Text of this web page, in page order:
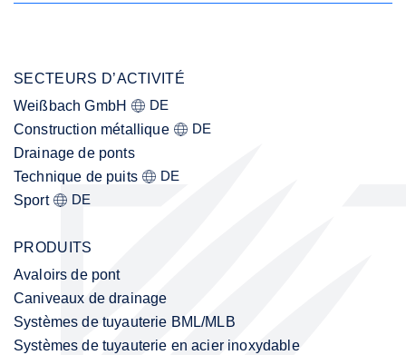
SECTEURS D’ACTIVITÉ
Weißbach GmbH
DE
Construction métallique
DE
Drainage de ponts
Technique de puits
DE
Sport
DE
PRODUITS
Avaloirs de pont
Caniveaux de drainage
Systèmes de tuyauterie BML/MLB
Systèmes de tuyauterie en acier inoxydable